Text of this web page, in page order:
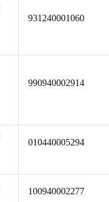
931240001060
990940002914
010440005294
100940002277